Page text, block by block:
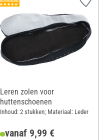
Leren zolen voor
huttenschoenen
Inhoud: 2 stukken; Materiaal: Leder
vanaf 9,99 €